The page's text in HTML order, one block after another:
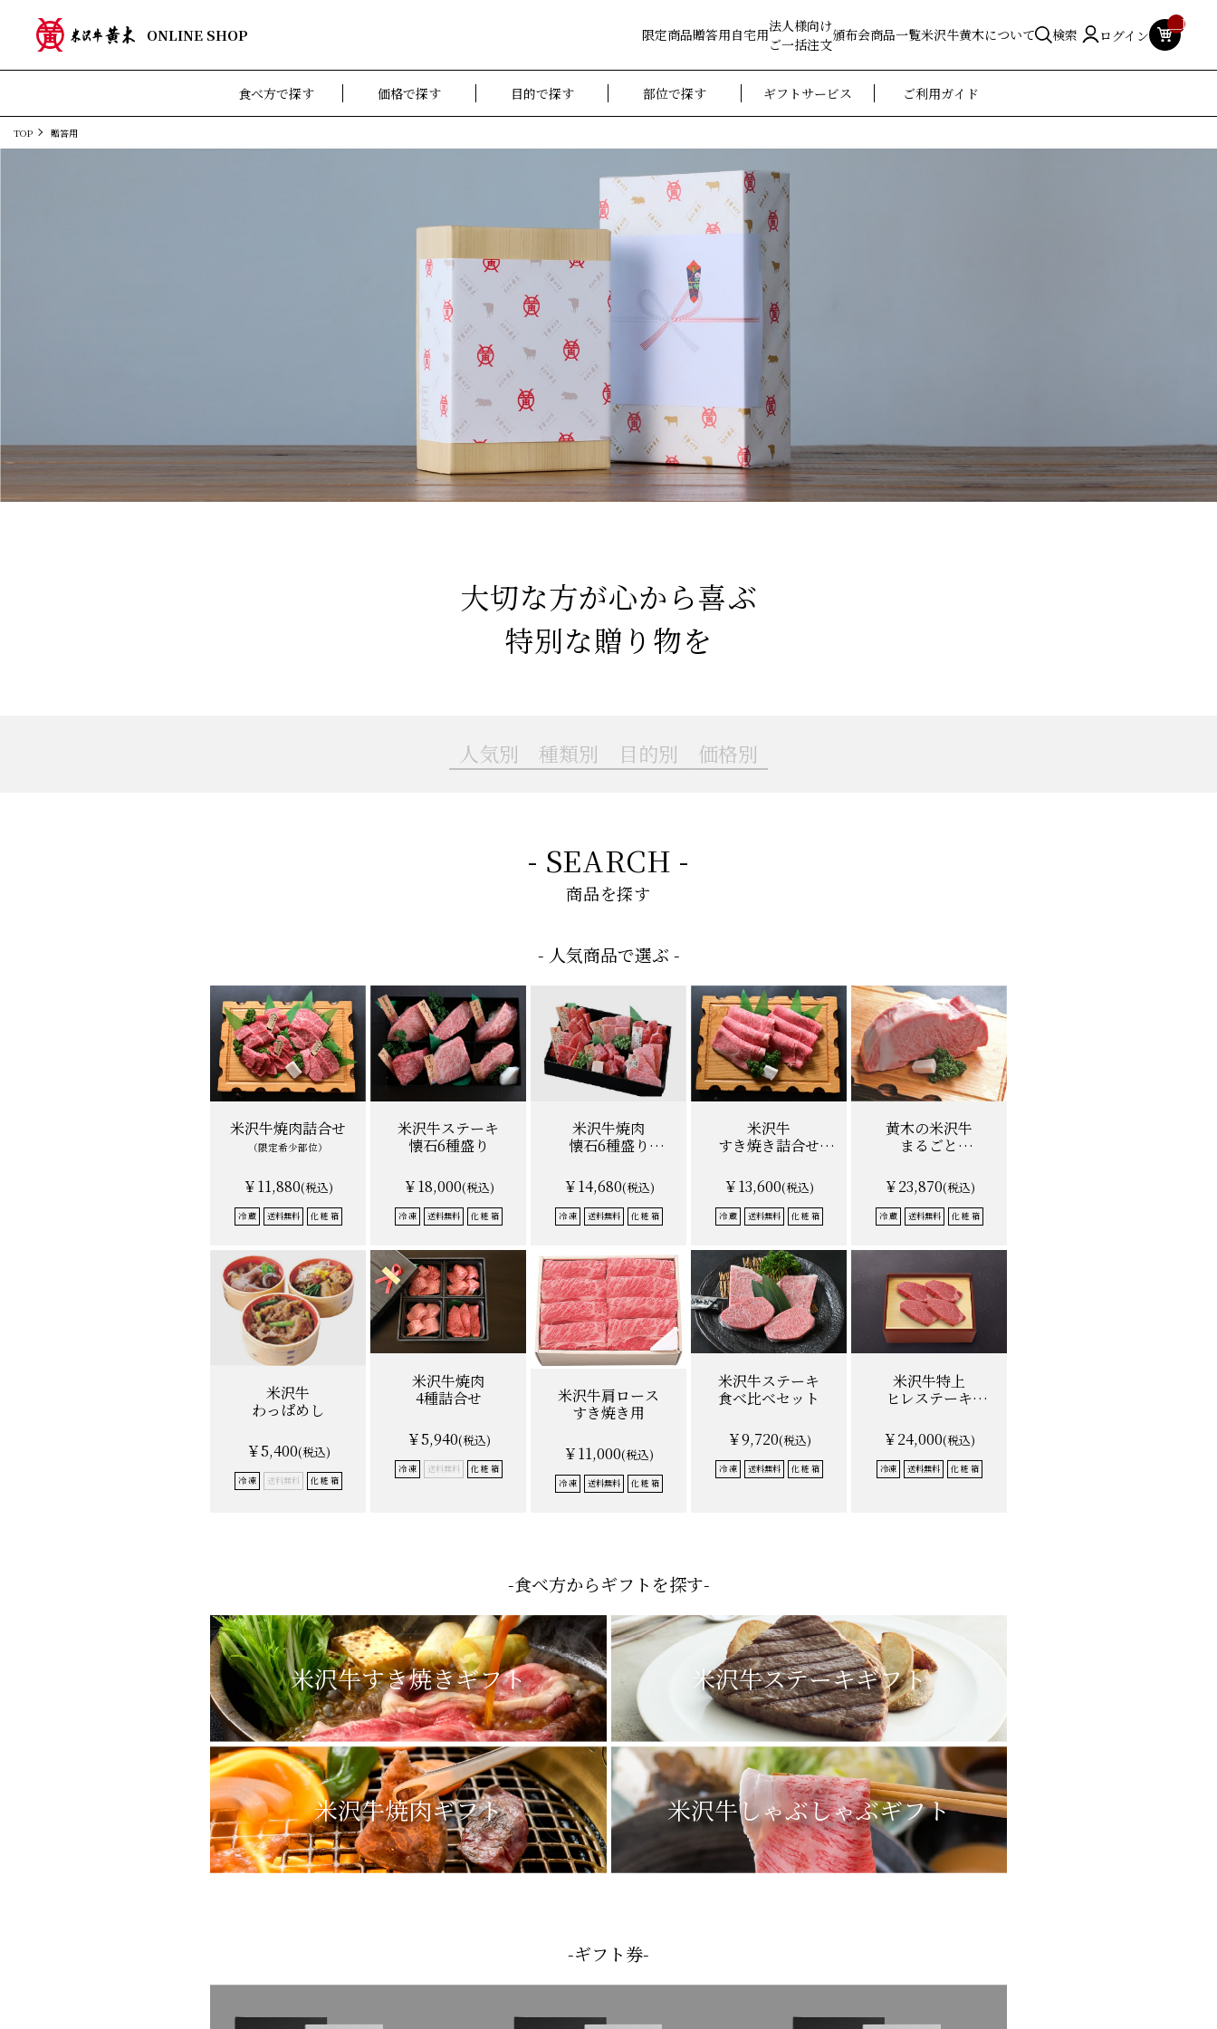
ONLINE SHOP 限定商品贈答用自宅用
法人様向け
ご一括注文
頒布会商品一覧米沢牛黄木について 検索 ログイン
食べ方で探す 価格で探す 目的で探す 部位で探す ギフトサービス ご利用ガイド
TOP 贈答用
大切な方が心から喜ぶ
特別な贈り物を
人気別 種類別 目的別 価格別
- SEARCH -
商品を探す
- 人気商品で選ぶ -
米沢牛焼肉詰合せ
（限定希少部位）
￥11,880(税込)
冷 蔵 送料無料 化 粧 箱
米沢牛ステーキ
懐石6種盛り
￥18,000(税込)
冷 凍 送料無料 化 粧 箱
米沢牛焼肉
懐石6種盛り
￥14,680(税込)
冷 凍 送料無料 化 粧 箱
米沢牛
すき焼き詰合せ
￥13,600(税込)
冷 蔵 送料無料 化 粧 箱
黄木の米沢牛
まるごと
￥23,870(税込)
冷 蔵 送料無料 化 粧 箱
米沢牛
わっぱめし
￥5,400(税込)
冷 凍 送料無料 化 粧 箱
米沢牛焼肉
4種詰合せ
￥5,940(税込)
冷 凍 送料無料 化 粧 箱
米沢牛肩ロース
すき焼き用
￥11,000(税込)
冷 凍 送料無料 化 粧 箱
米沢牛ステーキ
食べ比べセット
￥9,720(税込)
冷 凍 送料無料 化 粧 箱
米沢牛特上
ヒレステーキ
￥24,000(税込)
冷凍 送料無料 化 粧 箱
-食べ方からギフトを探す-
米沢牛すき焼きギフト 米沢牛ステーキギフト
米沢牛焼肉ギフト 米沢牛しゃぶしゃぶギフト
-ギフト券-